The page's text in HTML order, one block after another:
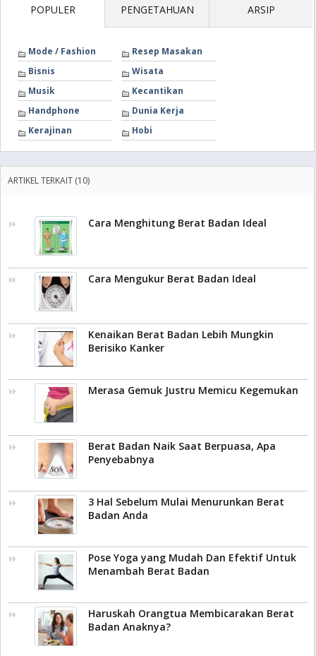
POPULER PENGETAHUAN ARSIP
Mode / Fashion
Resep Masakan
Bisnis
Wisata
Musik
Kecantikan
Handphone
Dunia Kerja
Kerajinan
Hobi
ARTIKEL TERKAIT (10)
Cara Menghitung Berat Badan Ideal
Cara Mengukur Berat Badan Ideal
Kenaikan Berat Badan Lebih Mungkin
Berisiko Kanker
Merasa Gemuk Justru Memicu Kegemukan
Berat Badan Naik Saat Berpuasa, Apa
Penyebabnya
3 Hal Sebelum Mulai Menurunkan Berat
Badan Anda
Pose Yoga yang Mudah Dan Efektif Untuk
Menambah Berat Badan
Haruskah Orangtua Membicarakan Berat
Badan Anaknya?